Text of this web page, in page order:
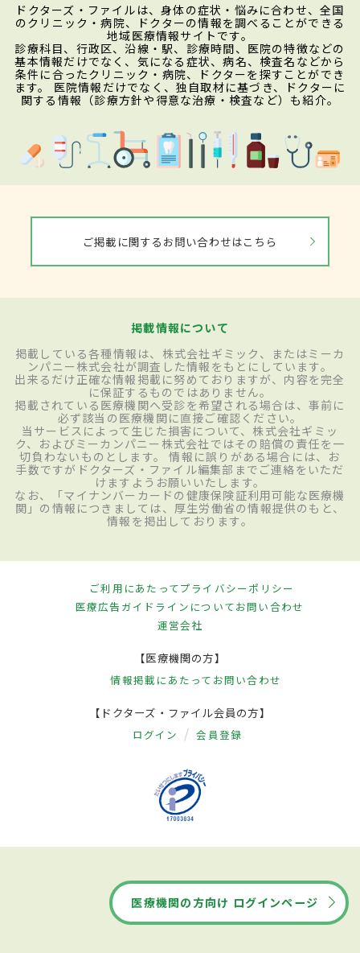
ドクターズ・ファイルは、身体の症状・悩みに合わせ、全国
のクリニック・病院、ドクターの情報を調べることができる
地域医療情報サイトです。
診療科目、行政区、沿線・駅、診療時間、医院の特徴などの
基本情報だけでなく、気になる症状、病名、検査名などから
条件に合ったクリニック・病院、ドクターを探すことができ
ます。 医院情報だけでなく、独自取材に基づき、ドクターに
関する情報（診療方針や得意な治療・検査など）も紹介。
ご掲載に関するお問い合わせはこちら
掲載情報について
掲載している各種情報は、株式会社ギミック、またはミーカ
ンパニー株式会社が調査した情報をもとにしています。
出来るだけ正確な情報掲載に努めておりますが、内容を完全
に保証するものではありません。
掲載されている医療機関へ受診を希望される場合は、事前に
必ず該当の医療機関に直接ご確認ください。
当サービスによって生じた損害について、株式会社ギミッ
ク、およびミーカンパニー株式会社ではその賠償の責任を一
切負わないものとします。 情報に誤りがある場合には、お
手数ですがドクターズ・ファイル編集部までご連絡をいただ
けますようお願いいたします。
なお、「マイナンバーカードの健康保険証利用可能な医療機
関」の情報につきましては、厚生労働省の情報提供のもと、
情報を掲出しております。
ご利用にあたってプライバシーポリシー
医療広告ガイドラインについてお問い合わせ
運営会社
【医療機関の方】
情報掲載にあたって お問い合わせ
【ドクターズ・ファイル会員の方】
ログイン 会員登録
医療機関の方向け ログインページ